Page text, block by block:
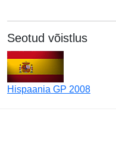
Seotud võistlus
Hispaania GP 2008